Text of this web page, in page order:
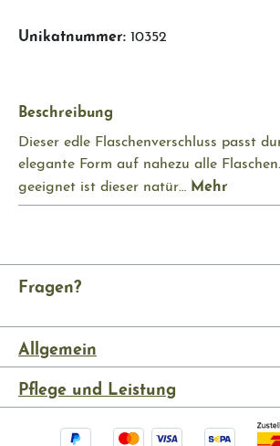
Unikatnummer: 10352
Beschreibung
Dieser edle Flaschenverschluss passt
elegante Form auf nahezu alle
geeignet ist dieser natür… Mehr
Fragen?
Allgemein
Pflege und Leistung